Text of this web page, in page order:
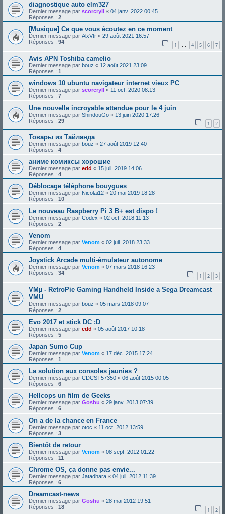
diagnostique auto elm327
Dernier message par scorcryll « 04 janv. 2022 00:45
Réponses : 2
[Musique] Ce que vous écoutez en ce moment
Dernier message par AlxVtr « 29 août 2021 16:57
Réponses : 94 1 … 4 5 6 7
Avis APN Toshiba camelio
Dernier message par bouz « 12 août 2021 23:09
Réponses : 1
windows 10 ubuntu navigateur internet vieux PC
Dernier message par scorcryll « 11 oct. 2020 08:13
Réponses : 7
Une nouvelle incroyable attendue pour le 4 juin
Dernier message par ShindouGo « 13 juin 2020 17:26
Réponses : 29 1 2
Товары из Тайланда
Dernier message par bouz « 27 août 2019 12:40
Réponses : 4
аниме комиксы хорошие
Dernier message par edd « 15 juil. 2019 14:06
Réponses : 4
Déblocage téléphone bouygues
Dernier message par Nicolai12 « 20 mai 2019 18:28
Réponses : 10
Le nouveau Raspberry Pi 3 B+ est dispo !
Dernier message par Codex « 02 oct. 2018 11:13
Réponses : 2
Venom
Dernier message par Venom « 02 juil. 2018 23:33
Réponses : 4
Joystick Arcade multi-émulateur autonome
Dernier message par Venom « 07 mars 2018 16:23
Réponses : 34 1 2 3
VMµ - RetroPie Gaming Handheld Inside a Sega Dreamcast
VMU
Dernier message par bouz « 05 mars 2018 09:07
Réponses : 2
Evo 2017 et stick DC :D
Dernier message par edd « 05 août 2017 10:18
Réponses : 5
Japan Sumo Cup
Dernier message par Venom « 17 déc. 2015 17:24
Réponses : 1
La solution aux consoles jaunies ?
Dernier message par CDCST57350 « 06 août 2015 00:05
Réponses : 6
Hellcops un film de Geeks
Dernier message par Goshu « 29 janv. 2013 07:39
Réponses : 6
On a de la chance en France
Dernier message par otoc « 11 oct. 2012 13:59
Réponses : 3
Bientôt de retour
Dernier message par Venom « 08 sept. 2012 01:22
Réponses : 11
Chrome OS, ça donne pas envie...
Dernier message par Jatadhara « 04 juil. 2012 11:39
Réponses : 6
Dreamcast-news
Dernier message par Goshu « 28 mai 2012 19:51
Réponses : 18 1 2